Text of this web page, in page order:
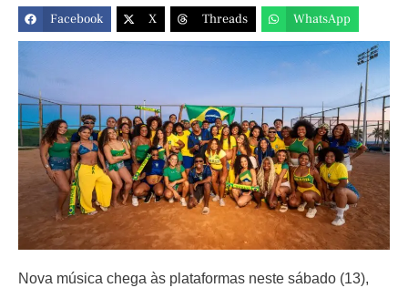
Facebook X Threads WhatsApp
Nova música chega às plataformas neste sábado (13),